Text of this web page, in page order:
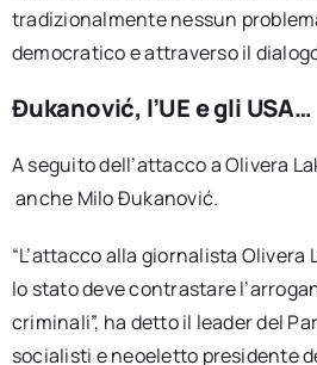
tradizionalmente nessun
democratico e attraverso il
Đukanović, l’UE e gli USA…
A seguito dell’attacco a Olivera
anche Milo Đukanović.
“L’attacco alla giornalista
lo stato deve contrastare
criminali”, ha detto il leader del
socialisti e neoeletto presidente